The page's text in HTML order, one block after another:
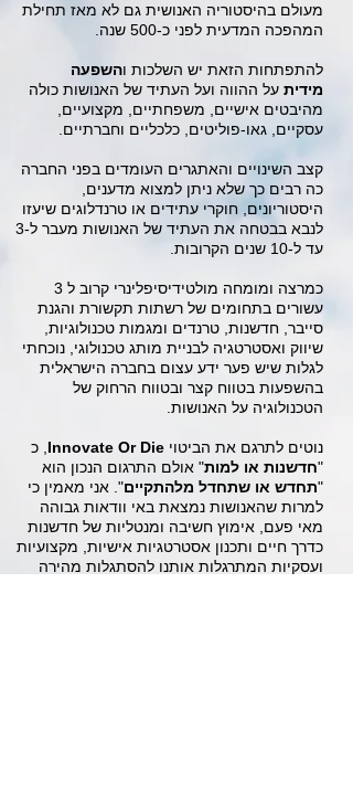
מעולם בהיסטוריה האנושית גם לא מאז תחילת
המהפכה המדעית לפני כ-500 שנה.
​להתפתחות הזאת יש השלכות והשפעה
מידית על ההווה ועל העתיד של האנושות כולה
מהיבטים אישיים, משפחתיים, מקצועיים,
עסקיים, גאו-פוליטים, כלכליים וחברתיים.
קצב השינויים והאתגרים העומדים בפני החברה
כה רבים כך שלא ניתן למצוא מדענים,
היסטוריונים, חוקרי עתידים או טרנדלוגים שיעזו
לנבא בבטחה את העתיד של האנושות מעבר ל-3
עד ל-10 שנים הקרובות.
כמרצה ומומחה מולטידיסיפלינרי קרוב ל 3
עשורים בתחומים של רשתות תקשורת והגנת
סייבר, חדשנות, טרנדים ומגמות טכנולוגיות,
שיווק ואסטרטגיה לבניית מותג טכנולוגי, נוכחתי
לגלות שיש פער ידע עצום בחברה הישראלית
בהשפעות בטווח קצר ובטווח הרחוק של
הטכנולוגיה על האנושות.
​נוטים לתרגם את הביטוי Innovate Or Die , כ
"חדשנות או למות" אולם התרגום הנכון הוא
"תחדש או שתחדל מלהתקיים". אני מאמין כי
למרות שהאנושות נמצאת באי וודאות גבוהה
מאי פעם, אימוץ חשיבה ומנטליות של חדשנות
כדרך חיים ותכנון אסטרטגיות אישיות, מקצועיות
ועסקיות המתרגלות אותנו להסתגלות מהירה